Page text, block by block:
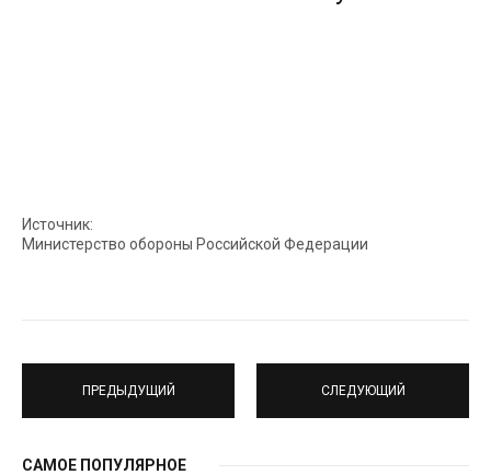
Источник:
Министерство обороны Российской Федерации
ПРЕДЫДУЩИЙ СЛЕДУЮЩИЙ
САМОЕ ПОПУЛЯРНОЕ